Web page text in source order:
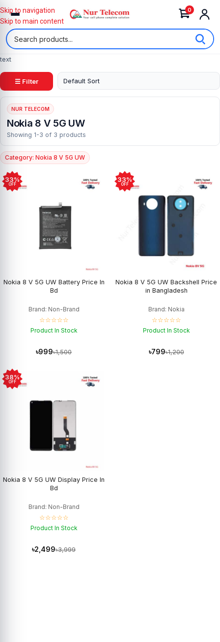
0
Skip to navigation
Skip to main content
text
☰ Filter
NUR TELECOM
Nokia 8 V 5G UW
Showing 1-3 of 3 products
Category: Nokia 8 V 5G UW
33%
OFF
Nokia 8 V 5G UW Battery Price In
Bd
Brand: Non-Brand
☆☆☆☆☆
Product In Stock
৳999৳1,500
33%
OFF
Nokia 8 V 5G UW Backshell Price
in Bangladesh
Brand: Nokia
☆☆☆☆☆
Product In Stock
৳799৳1,200
38%
OFF
Nokia 8 V 5G UW Display Price In
Bd
Brand: Non-Brand
☆☆☆☆☆
Product In Stock
৳2,499৳3,999